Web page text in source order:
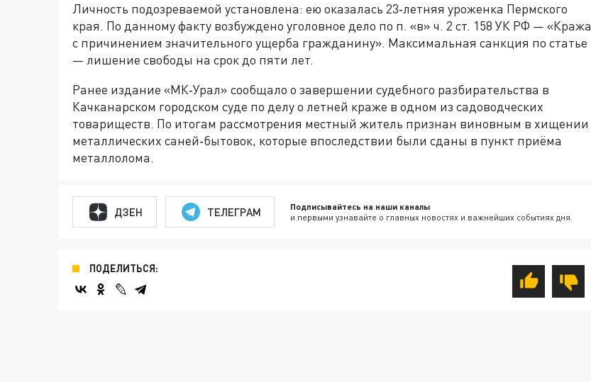
Личность подозреваемой установлена: ею оказалась 23‑летняя уроженка Пермского
края. По данному факту возбуждено уголовное дело по п. «в» ч. 2 ст. 158 УК РФ — «Кража
с причинением значительного ущерба гражданину». Максимальная санкция по статье
— лишение свободы на срок до пяти лет.
Ранее издание «МК‑Урал» сообщало о завершении судебного разбирательства в
Качканарском городском суде по делу о летней краже в одном из садоводческих
товариществ. По итогам рассмотрения местный житель признан виновным в хищении
металлических саней‑бытовок, которые впоследствии были сданы в пункт приёма
металлолома.
ДЗЕН ТЕЛЕГРАМ Подписывайтесь на наши каналы
и первыми узнавайте о главных новостях и важнейших событиях дня.
ПОДЕЛИТЬСЯ: